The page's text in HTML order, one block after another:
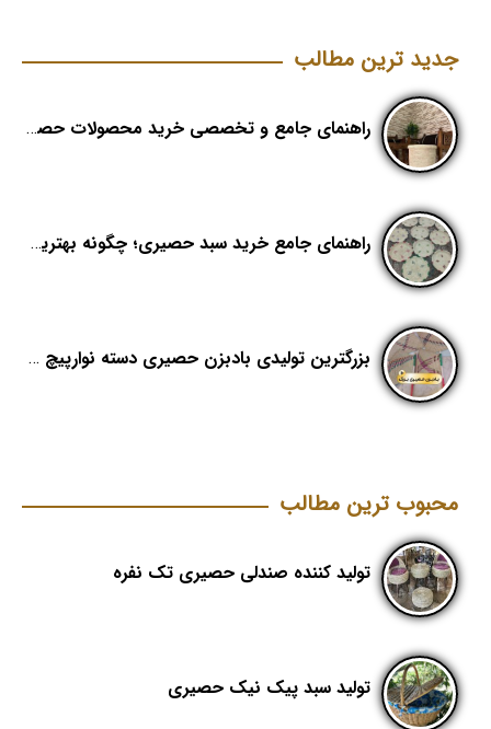
جدید ترین مطالب
راهنمای جامع و تخصصی خرید محصولات حصیری؛ هنر اصیل در دکوراسیون مدرن (بخش اول)
راهنمای جامع خرید سبد حصیری؛ چگونه بهترین کیفیت را در «هدیکا» تشخیص دهیم؟
بزرگترین تولیدی بادبزن حصیری دسته نوارپیچ در ایران با اسم برند هدیکا
محبوب ترین مطالب
تولید کننده صندلی حصیری تک نفره
تولید سبد پیک نیک حصیری